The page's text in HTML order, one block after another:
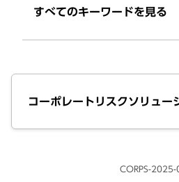
すべてのキーワードを⾒る
コーポレートリスクソリュー
CORPS-2025-